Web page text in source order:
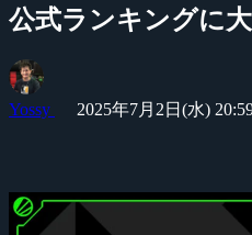
公式ランキングに
Yossy 2025年7月2日(水)